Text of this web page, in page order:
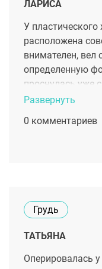
ЛАРИСА
У
расположена
внимателен, вел
определенную
проснулась уже
получилась
Развернуть
0 комментариев
Грудь
ТАТЬЯНА
Оперировалась